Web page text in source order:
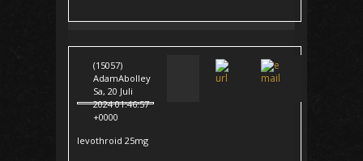
(15057)
AdamAbolley
Sa, 20 Juli
2024 01:46:57
+0000
levothroid 25mg